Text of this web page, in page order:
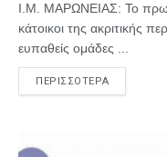
Ι.Μ. ΜΑΡΩΝΕΙΑΣ: Το πρωί
κάτοικοι της ακριτικής
ευπαθείς ομάδες ...
ΠΕΡΙΣΣΟΤΕΡΑ